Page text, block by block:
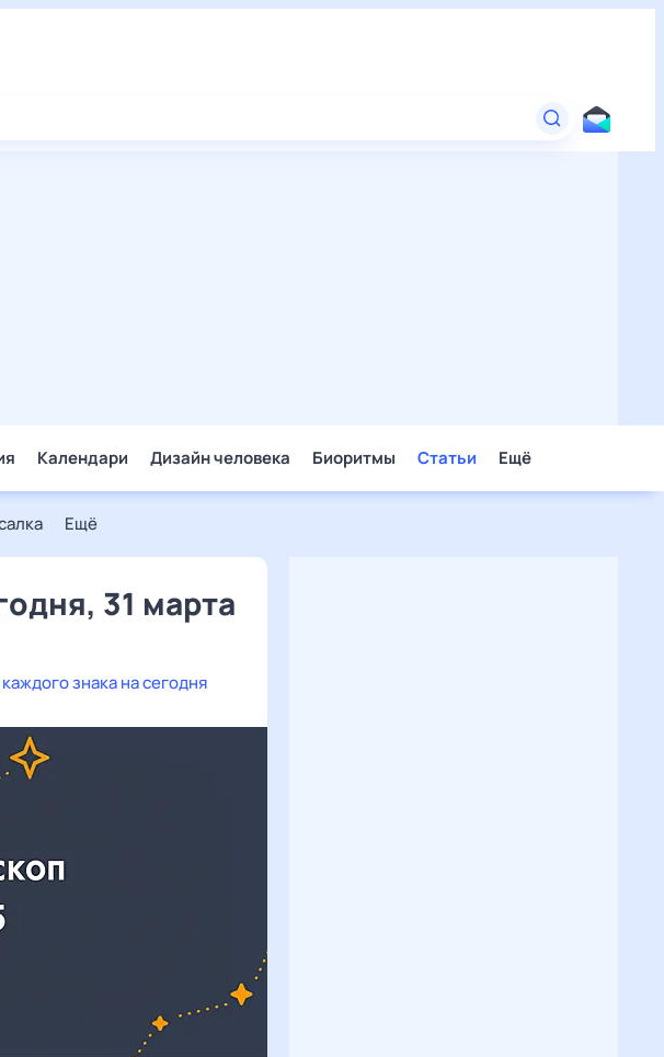
Календари Дизайн человека Биоритмы Статьи Ещё
Ещё
31 марта
знака на сегодня